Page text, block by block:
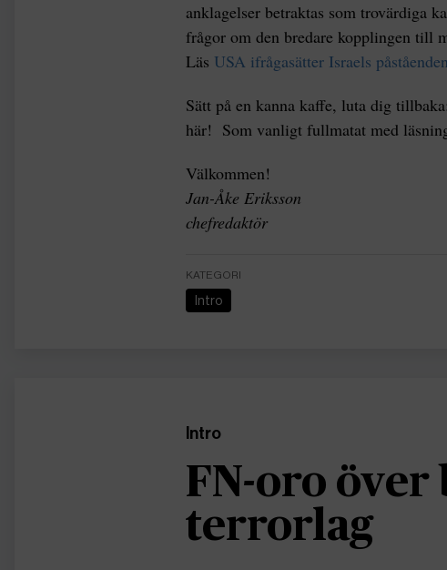
anklagelser betraktas som trovärdiga
frågor om den bredare kopplingen till
Läs USA ifrågasätter Israels
Sätt på en kanna kaffe, luta dig
här! Som vanligt fullmatat med
Välkommen!
Jan-Åke Eriksson
chefredaktör
KATEGORI
Intro
Intro
FN-oro
terrorlag